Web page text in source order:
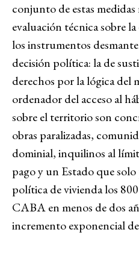
conjunto de estas
evaluación técnica sobre
los instrumentos
decisión política: la de
derechos por la lógica del
ordenador del acceso al
sobre el territorio son
obras paralizadas,
dominial, inquilinos al
pago y un Estado que
política de vivienda los
CABA en menos de dos
incremento exponencial